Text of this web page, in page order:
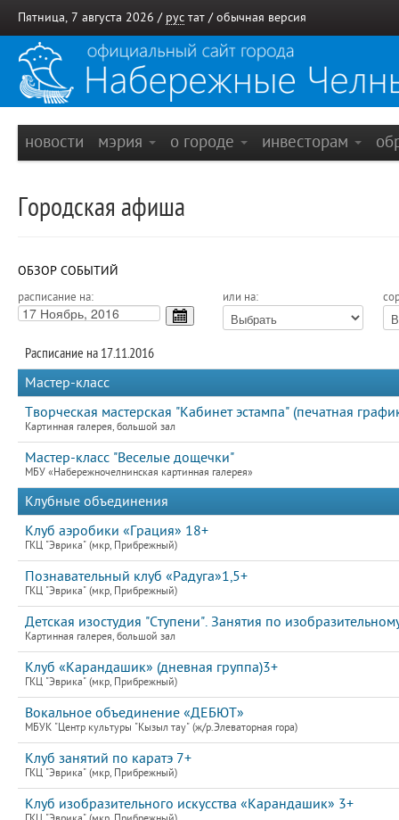
Пятница, 7 августа 2026 / рус тат / обычная версия
новости мэрия о городе инвесторам
Городская афиша
ОБЗОР СОБЫТИЙ
расписание на: или на:
Расписание на 17.11.2016
Мастер-класс
Творческая мастерская "Кабинет эстампа" (печатная
Картинная галерея, большой зал
Мастер-класс "Веселые дощечки"
МБУ «Набережночелнинская картинная галерея»
Клубные объединения
Клуб аэробики «Грация» 18+
ГКЦ "Эврика" (мкр, Прибрежный)
Познавательный клуб «Радуга»1,5+
ГКЦ "Эврика" (мкр, Прибрежный)
Детская изостудия "Ступени". Занятия по
Картинная галерея, большой зал
Клуб «Карандашик» (дневная группа)3+
ГКЦ "Эврика" (мкр, Прибрежный)
Вокальное объединение «ДЕБЮТ»
МБУК "Центр культуры "Кызыл тау" (ж/р.Элеваторная гора)
Клуб занятий по каратэ 7+
ГКЦ "Эврика" (мкр, Прибрежный)
Клуб изобразительного искусства «Карандашик» 3+